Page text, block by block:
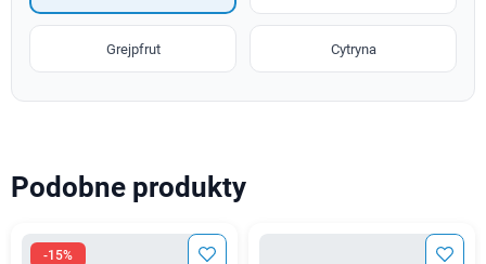
Grejpfrut Cytryna
Podobne produkty
-15%